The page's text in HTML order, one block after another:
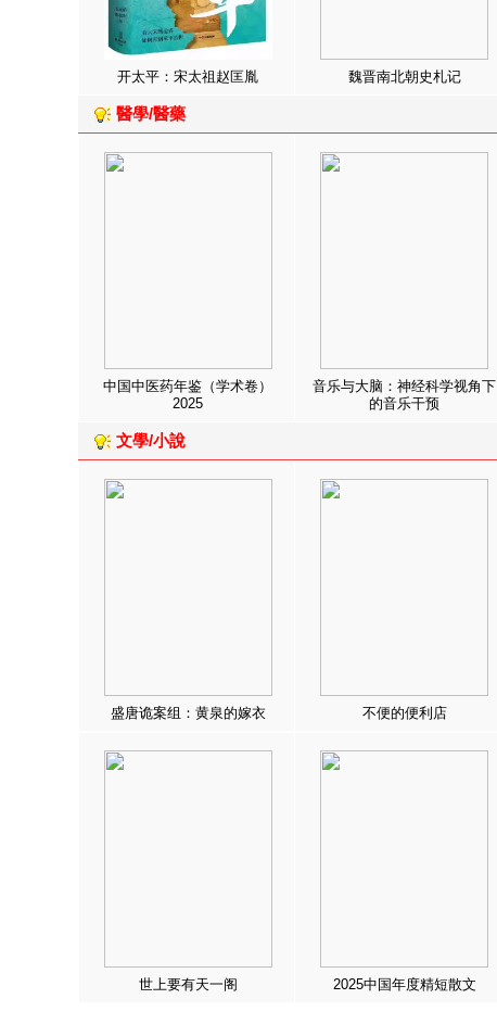
开太平：宋太祖赵匡胤 魏晋南北朝史札记
醫學/醫藥
中国中医药年鉴（学术卷）
2025
音乐与大脑：神经科学视角下
的音乐干预
文學/小說
盛唐诡案组：黄泉的嫁衣 不便的便利店
世上要有天一阁 2025中国年度精短散文